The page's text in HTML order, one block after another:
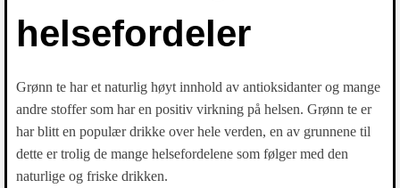
helsefordeler
Grønn te har et naturlig høyt innhold av antioksidanter og mange
andre stoffer som har en positiv virkning på helsen. Grønn te er
har blitt en populær drikke over hele verden, en av grunnene til
dette er trolig de mange helsefordelene som følger med den
naturlige og friske drikken.